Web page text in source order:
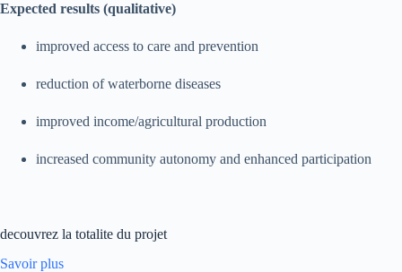
Expected results (qualitative)
improved access to care and prevention
reduction of waterborne diseases
improved income/agricultural production
increased community autonomy and enhanced participation
decouvrez la totalite du projet
Savoir plus